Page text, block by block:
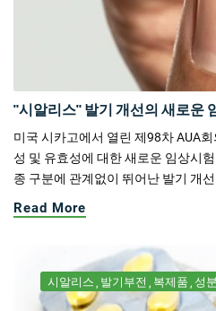
"시알리스" 발기 개선의 새로운
미국 시카고에서 열린 제98차 AUA
성 및 유효성에 대한 새로운 임상시
종 구분에 관계없이 뛰어난 발기 개
Read More
시알리스 발기부전 복제품 성분